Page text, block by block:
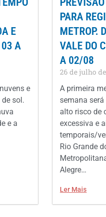
E
A
e
sol.
e a
PARA
METROP.
VALE DO
A 02/08
26 de julho
A primeira
semana
alto risco de
excessiva e
temporais/
Rio Grande
Alegre…
Ler Mais